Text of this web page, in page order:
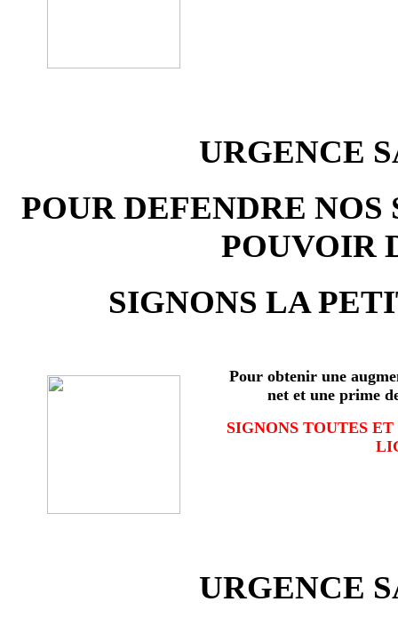
URGENCE
POUR DEFENDRE
POUVOIR
SIGNONS LA
Pour obtenir une
net et une prime
SIGNONS TOUTES
URGENCE